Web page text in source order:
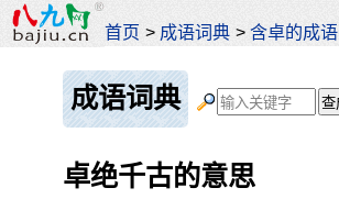
首页 > 成语词典 >含卓的成语
成语词典
卓绝千古的意思